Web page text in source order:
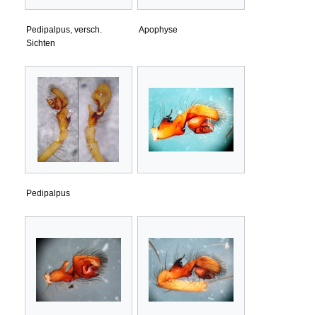
Pedipalpus, versch.
Sichten
Apophyse
Pedipalpus